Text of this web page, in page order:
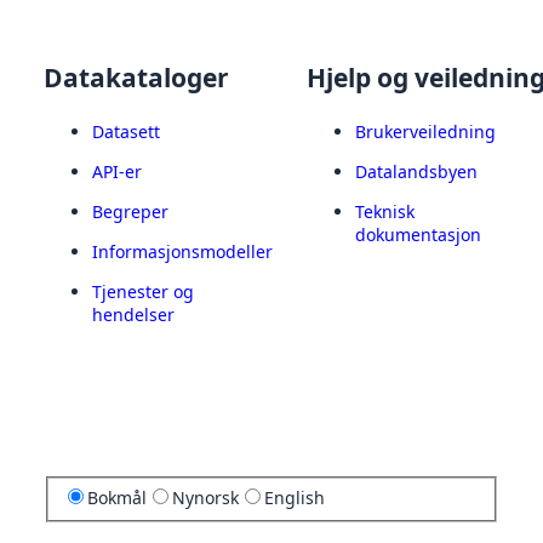
Datakataloger
Datasett
API-er
Begreper
Informasjonsmodeller
Tjenester og
hendelser
Hjelp og
Brukerveiledning
Datalandsbyen
Teknisk
dokumentasjon
Bokmål Nynorsk English